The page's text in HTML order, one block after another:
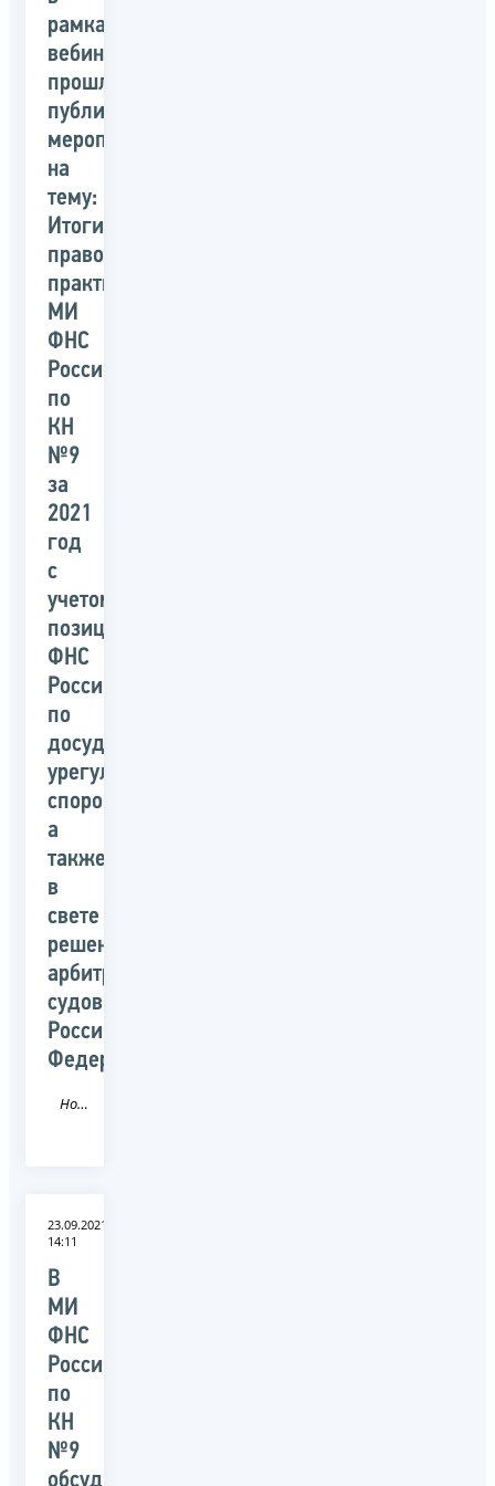
рамках
вебинара
прошло
публичное
мероприятие
на
тему:
Итоги
правоприменительной
практики
МИ
ФНС
России
по
КН
№9
за
2021
год
с
учетом
позиции
ФНС
России
по
досудебному
урегулированию
споров,
а
также
в
свете
решений
арбитражных
судов
Российской
Федерации
Новость
23.09.2021
14:11
В
МИ
ФНС
России
по
КН
№9
обсудили